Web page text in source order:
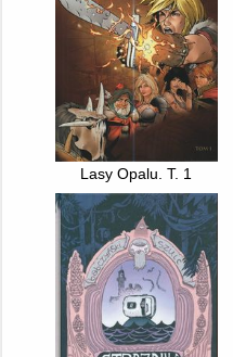
Lasy Opalu. T. 1